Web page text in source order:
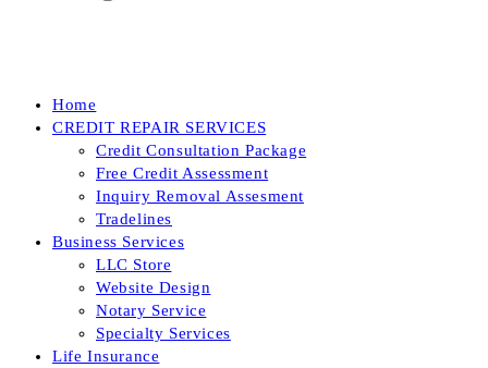
Home
CREDIT REPAIR SERVICES
Credit Consultation Package
Free Credit Assessment
Inquiry Removal Assesment
Tradelines
Business Services
LLC Store
Website Design
Notary Service
Specialty Services
Life Insurance